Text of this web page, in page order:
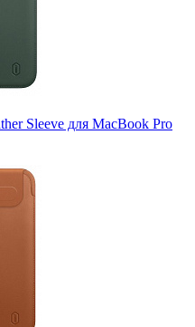
Sleeve для MacBook Pro